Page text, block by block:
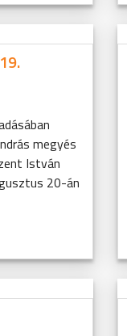
megyés
István
20-án